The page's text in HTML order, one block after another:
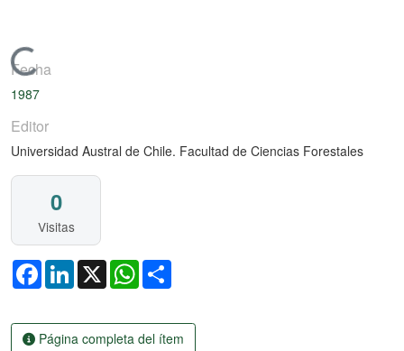
Cargando...
Fecha
1987
Editor
Universidad Austral de Chile. Facultad de Ciencias Forestales
0
Visitas
FacebookLinkedIn
X WhatsApp
Página completa del ítem